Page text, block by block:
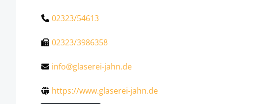
02323/54613
02323/3986358
info@glaserei-jahn.de
https://www.glaserei-jahn.de